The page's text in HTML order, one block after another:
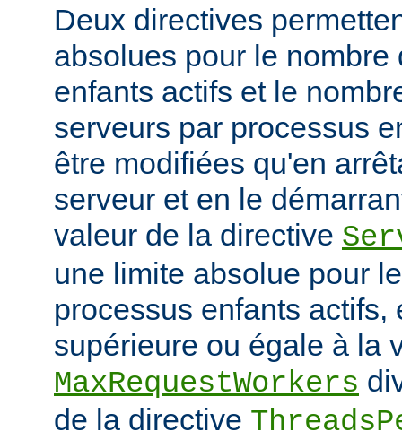
Deux directives
absolues pour le nombre
enfants actifs et le
serveurs par processus
être modifiées qu'en
serveur et en le
valeur de la directive
une limite absolue pour
processus enfants actifs,
supérieure ou égale à la
MaxRequestWorkers
de la directive